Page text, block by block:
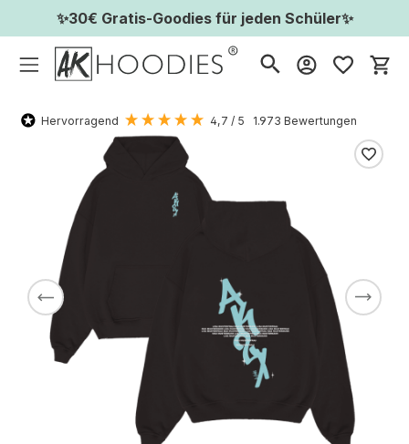
✨30€ Gratis-Goodies für jeden Schüler✨
Hervorragend 4,7 / 5 1.973 Bewertungen